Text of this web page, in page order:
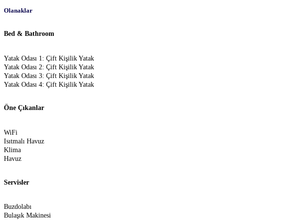
Olanaklar
Bed & Bathroom
Yatak Odası 1: Çift Kişilik Yatak
Yatak Odası 2: Çift Kişilik Yatak
Yatak Odası 3: Çift Kişilik Yatak
Yatak Odası 4: Çift Kişilik Yatak
Öne Çıkanlar
WiFi
Isıtmalı Havuz
Klima
Havuz
Servisler
Buzdolabı
Bulaşık Makinesi